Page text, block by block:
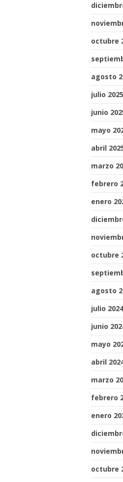
octubre
agosto
julio 2025
junio
mayo
abril
marzo
febrero
enero
octubre
agosto
julio
junio
mayo
abril
marzo
febrero
enero
octubre